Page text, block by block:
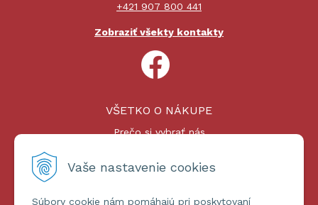
Vaše nastavenie cookies
Súbory cookie nám pomáhajú pri poskytovaní
+421 907 800 441
Zobraziť všekty kontakty
VŠETKO O NÁKUPE
Prečo si vybrať nás
Platby a doprava